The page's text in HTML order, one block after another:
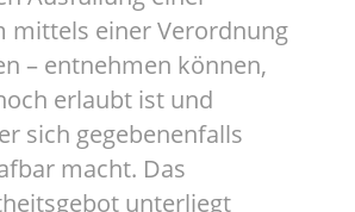
mittels einer Verordnung
– entnehmen können,
erlaubt ist und
sich gegebenenfalls
macht. Das
unterliegt